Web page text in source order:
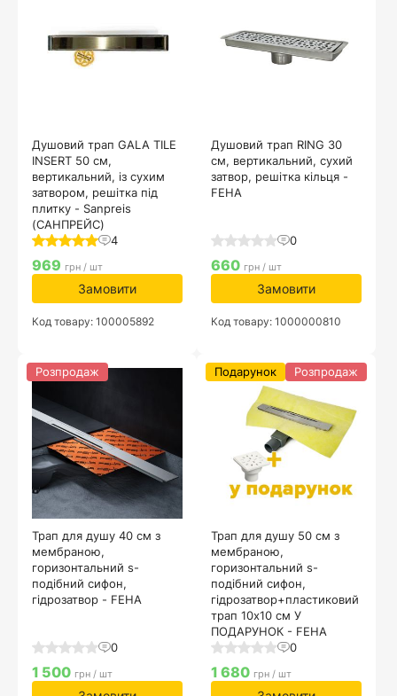
Душовий трап GALA TILE
INSERT 50 см,
вертикальний, із сухим
затвором, решітка під
плитку - Sanpreis
(САНПРЕЙС)
4
969 грн / шт
Замовити
Код товару: 100005892
Душовий трап RING 30
см, вертикальний, сухий
затвор, решітка кільця -
FEHA
0
660 грн / шт
Замовити
Код товару: 1000000810
Трап для душу 40 см з
мембраною,
горизонтальний s-
подібний сифон,
гідрозатвор - FEHA
0
Розпродаж
1 500 грн / шт
Трап для душу 50 см з
мембраною,
горизонтальний s-
подібний сифон,
гідрозатвор+пластиковий
трап 10х10 см У
ПОДАРУНОК - FEHA
0
Подарунок Розпродаж
1 680 грн / шт